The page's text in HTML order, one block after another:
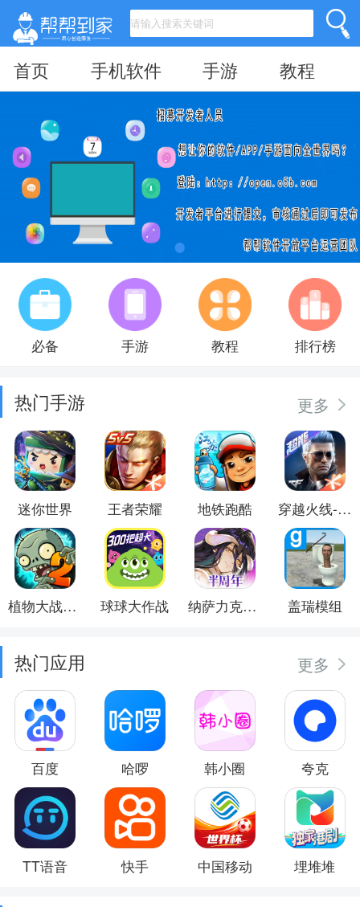
首页 手机软件 手游 教程
必备 手游 教程 排行榜
热门手游 更多
迷你世界 王者荣耀 地铁跑酷 穿越火线-枪战王者
植物大战僵尸2 球球大作战 纳萨力克之王 盖瑞模组
热门应用 更多
百度 哈啰 韩小圈 夸克
TT语音 快手 中国移动 埋堆堆